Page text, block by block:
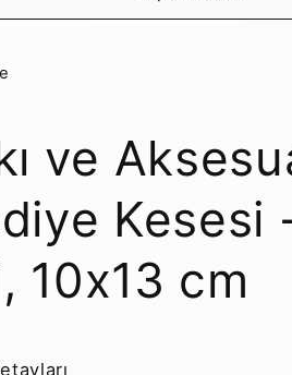
Kesesi
için
adedi
artırın
ve
Kesesi
10x13 cm